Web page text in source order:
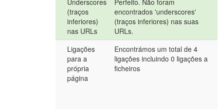
Underscores
(traços
inferiores)
nas URLs
Perfeito. Não foram
encontrados 'underscores'
(traços inferiores) nas suas
URLs.
Ligações
para a
própria
página
Encontrámos um total de 4
ligações incluindo 0 ligações a
ficheiros